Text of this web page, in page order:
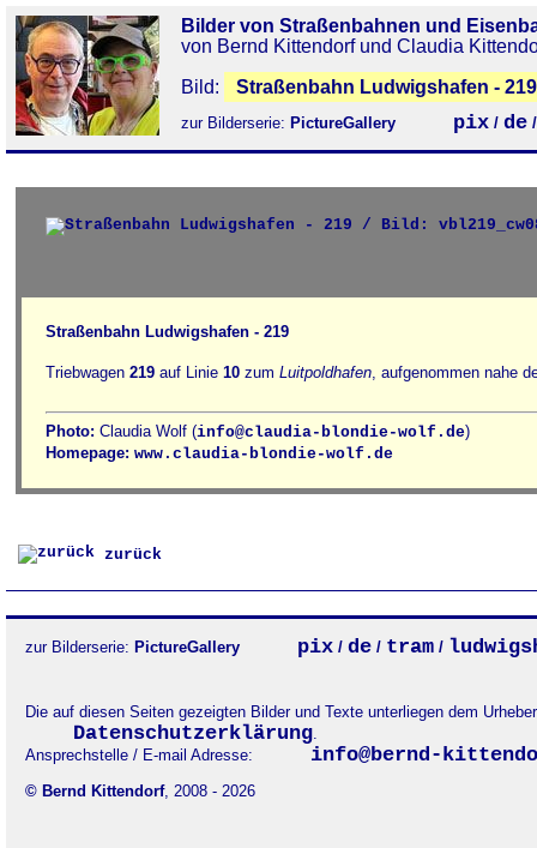
Bilder von Straßenbahnen und
von Bernd Kittendorf und Claudia
Bild:
Straßenbahn Ludwigshafen - 219
zur Bilderserie: PictureGallery pix / de
Straßenbahn Ludwigshafen - 219
Triebwagen 219 auf Linie 10 zum Luitpoldhafen, aufgenommen nahe
Photo: Claudia Wolf (info@claudia-blondie-wolf.de)
Homepage: www.claudia-blondie-wolf.de
zurück
zur Bilderserie: PictureGallery pix / de / tram /
Die auf diesen Seiten gezeigten Bilder und Texte unterliegen dem
Datenschutzerklärung.
Ansprechstelle / E-mail Adresse:
info@bernd-
© Bernd Kittendorf, 2008 - 2026